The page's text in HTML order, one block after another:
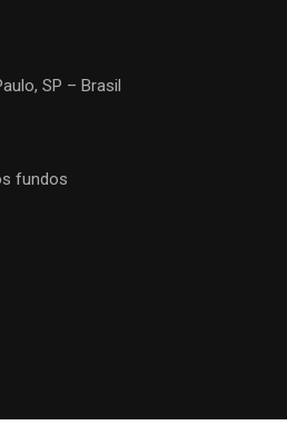
SP – Brasil
fundos